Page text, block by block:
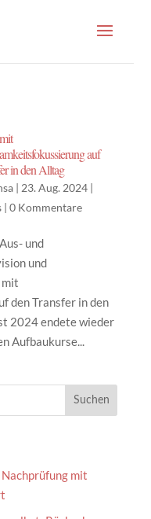
auf
in den Alltag
| 23. Aug. 2024|
| 0 Kommentare
und
und
mit
den Transfer in den
2024 endete wieder
Aufbaukurse...
mit